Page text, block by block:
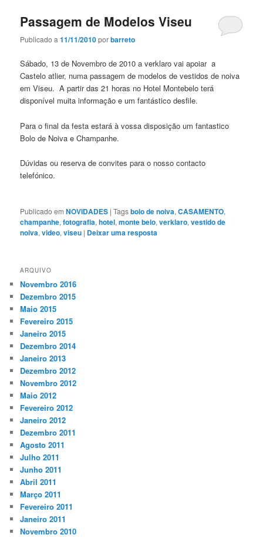
Passagem de Modelos Viseu
Publicado a11/11/2010porbarreto
Sábado, 13 de Novembro de 2010 a verklaro vai apoiar a
Castelo atlier, numa passagem de modelos de vestidos de noiva
em Viseu. A partir das 21 horas no Hotel Montebelo terá
disponível muita informação e um fantástico desfile.
Para o final da festa estará à vossa disposição um fantastico
Bolo de Noiva e Champanhe.
Dúvidas ou reserva de convites para o nosso contacto
telefónico.
Publicado em NOVIDADES |Tagsbolo de noiva,CASAMENTO,
champanhe,fotografia,hotel,monte belo,verklaro,vestido de
noiva,video,viseu | Deixar uma resposta
ARQUIVO
Novembro 2016
Dezembro 2015
Maio 2015
Fevereiro 2015
Janeiro 2015
Dezembro 2014
Janeiro 2013
Dezembro 2012
Novembro 2012
Maio 2012
Fevereiro 2012
Janeiro 2012
Dezembro 2011
Agosto 2011
Julho 2011
Junho 2011
Abril 2011
Março 2011
Fevereiro 2011
Janeiro 2011
Novembro 2010